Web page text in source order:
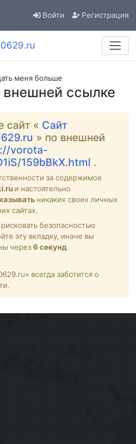
Войти Регистрация
ссылке
меня больше
сайт « Сайт
» по внешней
vorota-
159bBkX.html .
за содержимое
и настоятельно
никаких своих личных
сайтах.
безопасностью
эту вкладку, иначе вы
через 6 секунд
всегда заботится о